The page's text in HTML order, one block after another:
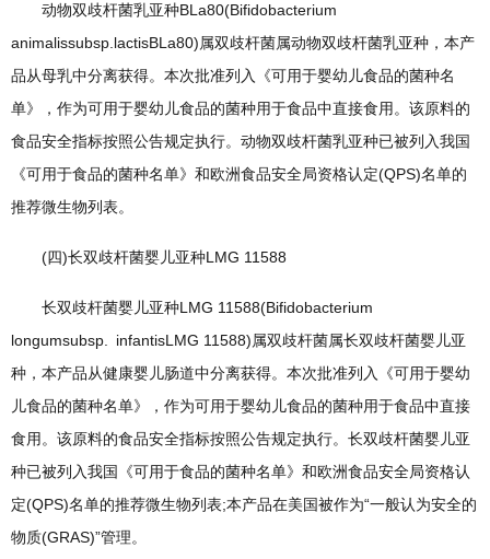
动物双歧杆菌乳亚种BLa80(Bifidobacterium
animalissubsp.lactisBLa80)属双歧杆菌属动物双歧杆菌乳亚种，本产
品从母乳中分离获得。本次批准列入《可用于婴幼儿食品的菌种名
单》，作为可用于婴幼儿食品的菌种用于食品中直接食用。该原料的
食品安全指标按照公告规定执行。动物双歧杆菌乳亚种已被列入我国
《可用于食品的菌种名单》和欧洲食品安全局资格认定(QPS)名单的
推荐微生物列表。
(四)长双歧杆菌婴儿亚种LMG 11588
长双歧杆菌婴儿亚种LMG 11588(Bifidobacterium
longumsubsp. infantisLMG 11588)属双歧杆菌属长双歧杆菌婴儿亚
种，本产品从健康婴儿肠道中分离获得。本次批准列入《可用于婴幼
儿食品的菌种名单》，作为可用于婴幼儿食品的菌种用于食品中直接
食用。该原料的食品安全指标按照公告规定执行。长双歧杆菌婴儿亚
种已被列入我国《可用于食品的菌种名单》和欧洲食品安全局资格认
定(QPS)名单的推荐微生物列表;本产品在美国被作为“一般认为安全的
物质(GRAS)”管理。